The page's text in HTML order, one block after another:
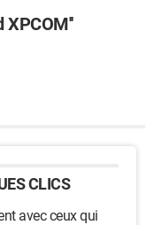
XPCOM''
CLICS
avec ceux qui